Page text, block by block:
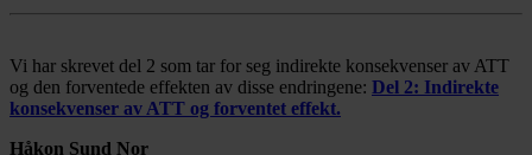
Vi har skrevet del 2 som tar for seg indirekte konsekvenser av ATT
og den forventede effekten av disse endringene: Del 2: Indirekte
konsekvenser av ATT og forventet effekt.
Håkon Sund Nor